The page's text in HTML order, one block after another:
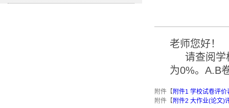
老师您好！
请查阅学
为0%。A.B
附件【 附件1 学校试卷评价
附件【 附件2 大作业(论文)